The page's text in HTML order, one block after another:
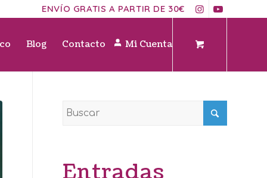
ENVÍO GRATIS A PARTIR DE 30€
Blog Contacto Mi Cuenta